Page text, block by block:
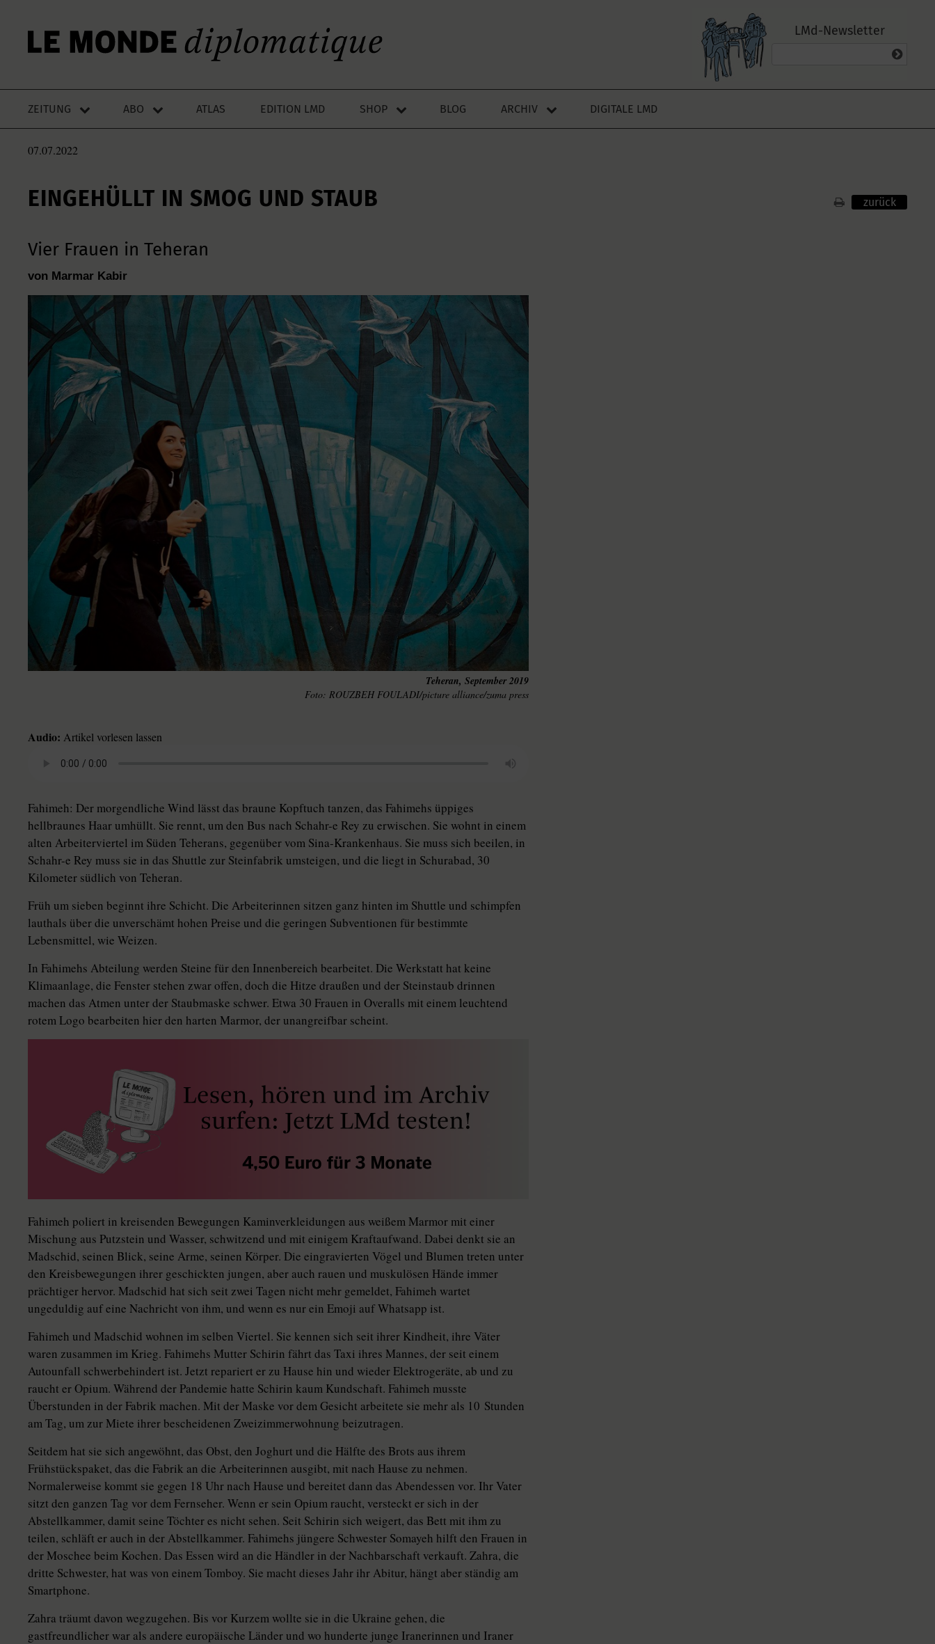
LMd-Newsletter
ZEITUNG ABO ATLAS EDITION LMD SHOP BLOG ARCHIV DIGITALE LMD
07.07.2022
EINGEHÜLLT IN SMOG UND STAUB zurück
Vier Frauen in Teheran
von Marmar Kabir
Teheran, September 2019
ROUZBEH FOULADI/picture alliance/zuma press
Audio: Artikel vorlesen lassen
Fahimeh: Der morgendliche Wind lässt das braune Kopftuch tanzen, das Fahimehs üppiges
hellbraunes Haar umhüllt. Sie rennt, um den Bus nach Schahr-e Rey zu erwischen. Sie wohnt in einem
alten Arbeiterviertel im Süden Teherans, gegenüber vom Sina-Krankenhaus. Sie muss sich beeilen, in
Schahr-e Rey muss sie in das Shuttle zur Steinfabrik umsteigen, und die liegt in Schurabad, 30
Kilometer südlich von Teheran.
Früh um sieben beginnt ihre Schicht. Die Arbeiterinnen sitzen ganz hinten im Shuttle und schimpfen
lauthals über die unverschämt hohen Preise und die geringen Subventionen für bestimmte
Lebensmittel, wie Weizen.
In Fahimehs Abteilung werden Steine für den Innenbereich bearbeitet. Die Werkstatt hat keine
Klimaanlage, die Fenster stehen zwar offen, doch die Hitze draußen und der Steinstaub drinnen
machen das Atmen unter der Staubmaske schwer. Etwa 30 Frauen in Overalls mit einem leuchtend
rotem Logo bearbeiten hier den harten Marmor, der unangreifbar scheint.
Fahimeh poliert in kreisenden Bewegungen Kaminverkleidungen aus weißem Marmor mit einer
Mischung aus Putzstein und Wasser, schwitzend und mit einigem Kraftaufwand. Dabei denkt sie an
Madschid, seinen Blick, seine Arme, seinen Körper. Die eingravierten Vögel und Blumen treten unter
den Kreisbewegungen ihrer geschickten jungen, aber auch rauen und muskulösen Hände immer
prächtiger hervor. Madschid hat sich seit zwei Tagen nicht mehr gemeldet, Fahimeh wartet
ungeduldig auf eine Nachricht von ihm, und wenn es nur ein Emoji auf Whatsapp ist.
Fahimeh und Madschid wohnen im selben Viertel. Sie kennen sich seit ihrer Kindheit, ihre Väter
waren zusammen im Krieg. Fahimehs Mutter Schirin fährt das Taxi ihres Mannes, der seit einem
Autounfall schwerbehindert ist. Jetzt repariert er zu Hause hin und wieder Elektrogeräte, ab und zu
raucht er Opium. Während der Pandemie hatte Schirin kaum Kundschaft. Fahimeh musste
Überstunden in der Fabrik machen. Mit der Maske vor dem Gesicht arbeitete sie mehr als 10 Stunden
am Tag, um zur Miete ihrer bescheidenen Zweizimmerwohnung beizutragen.
Seitdem hat sie sich angewöhnt, das Obst, den Joghurt und die Hälfte des Brots aus ihrem
Frühstückspaket, das die Fabrik an die Arbeiterinnen ausgibt, mit nach Hause zu nehmen.
Normalerweise kommt sie gegen 18 Uhr nach Hause und bereitet dann das Abendessen vor. Ihr Vater
sitzt den ganzen Tag vor dem Fernseher. Wenn er sein Opium raucht, versteckt er sich in der
Abstellkammer, damit seine Töchter es nicht sehen. Seit Schirin sich weigert, das Bett mit ihm zu
teilen, schläft er auch in der Abstellkammer. Fahimehs jüngere Schwester Somayeh hilft den Frauen in
der Moschee beim Kochen. Das Essen wird an die Händler in der Nachbarschaft verkauft. Zahra, die
dritte Schwester, hat was von einem Tomboy. Sie macht dieses Jahr ihr Abitur, hängt aber ständig am
Smartphone.
Zahra träumt davon wegzugehen. Bis vor Kurzem wollte sie in die Ukraine gehen, die
gastfreundlicher war als andere europäische Länder und wo hunderte junge Ira­ne­rin­nen und Iraner